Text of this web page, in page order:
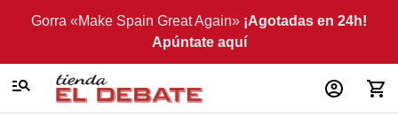
Gorra «Make Spain Great Again» ¡Agotadas en 24h!
Apúntate aquí